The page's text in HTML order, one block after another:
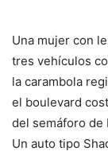
Una mujer con
tres vehículos
la carambola
el boulevard
del semáforo de
Un auto tipo